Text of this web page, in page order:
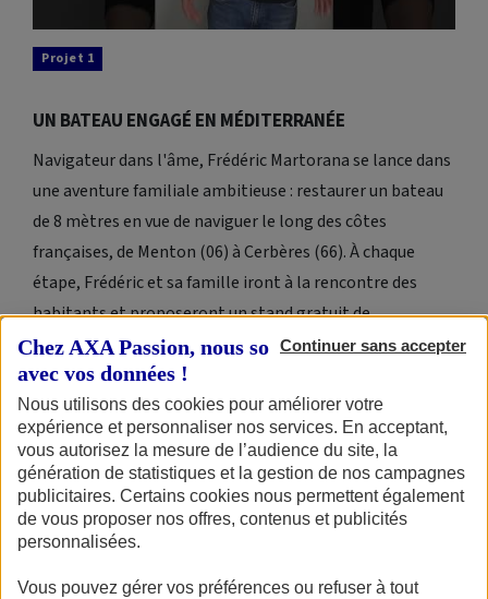
Continuer sans accepter
Chez AXA Passion, nous sommes transparents
avec vos données !
Nous utilisons des cookies pour améliorer votre
expérience et personnaliser nos services. En acceptant,
vous autorisez la mesure de l’audience du site, la
génération de statistiques et la gestion de nos campagnes
publicitaires. Certains cookies nous permettent également
de vous proposer nos offres, contenus et publicités
personnalisées.
Vous pouvez gérer vos préférences ou refuser à tout
Projet 1
UN BATEAU ENGAGÉ EN MÉDITERRANÉE
Navigateur dans l'âme, Frédéric Martorana se lance dans
une aventure familiale ambitieuse : restaurer un bateau
de 8 mètres en vue de naviguer le long des côtes
françaises, de Menton (06) à Cerbères (66). À chaque
étape, Frédéric et sa famille iront à la rencontre des
habitants et proposeront un stand gratuit de
réparations de vélos.
Je vote pour ce projet